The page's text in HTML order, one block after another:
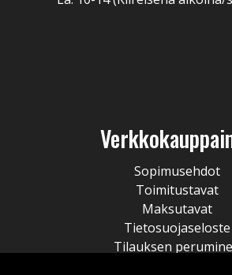
Sopimusehdot
Toimitustavat
Maksutavat
Tietosuojaseloste
Tilauksen